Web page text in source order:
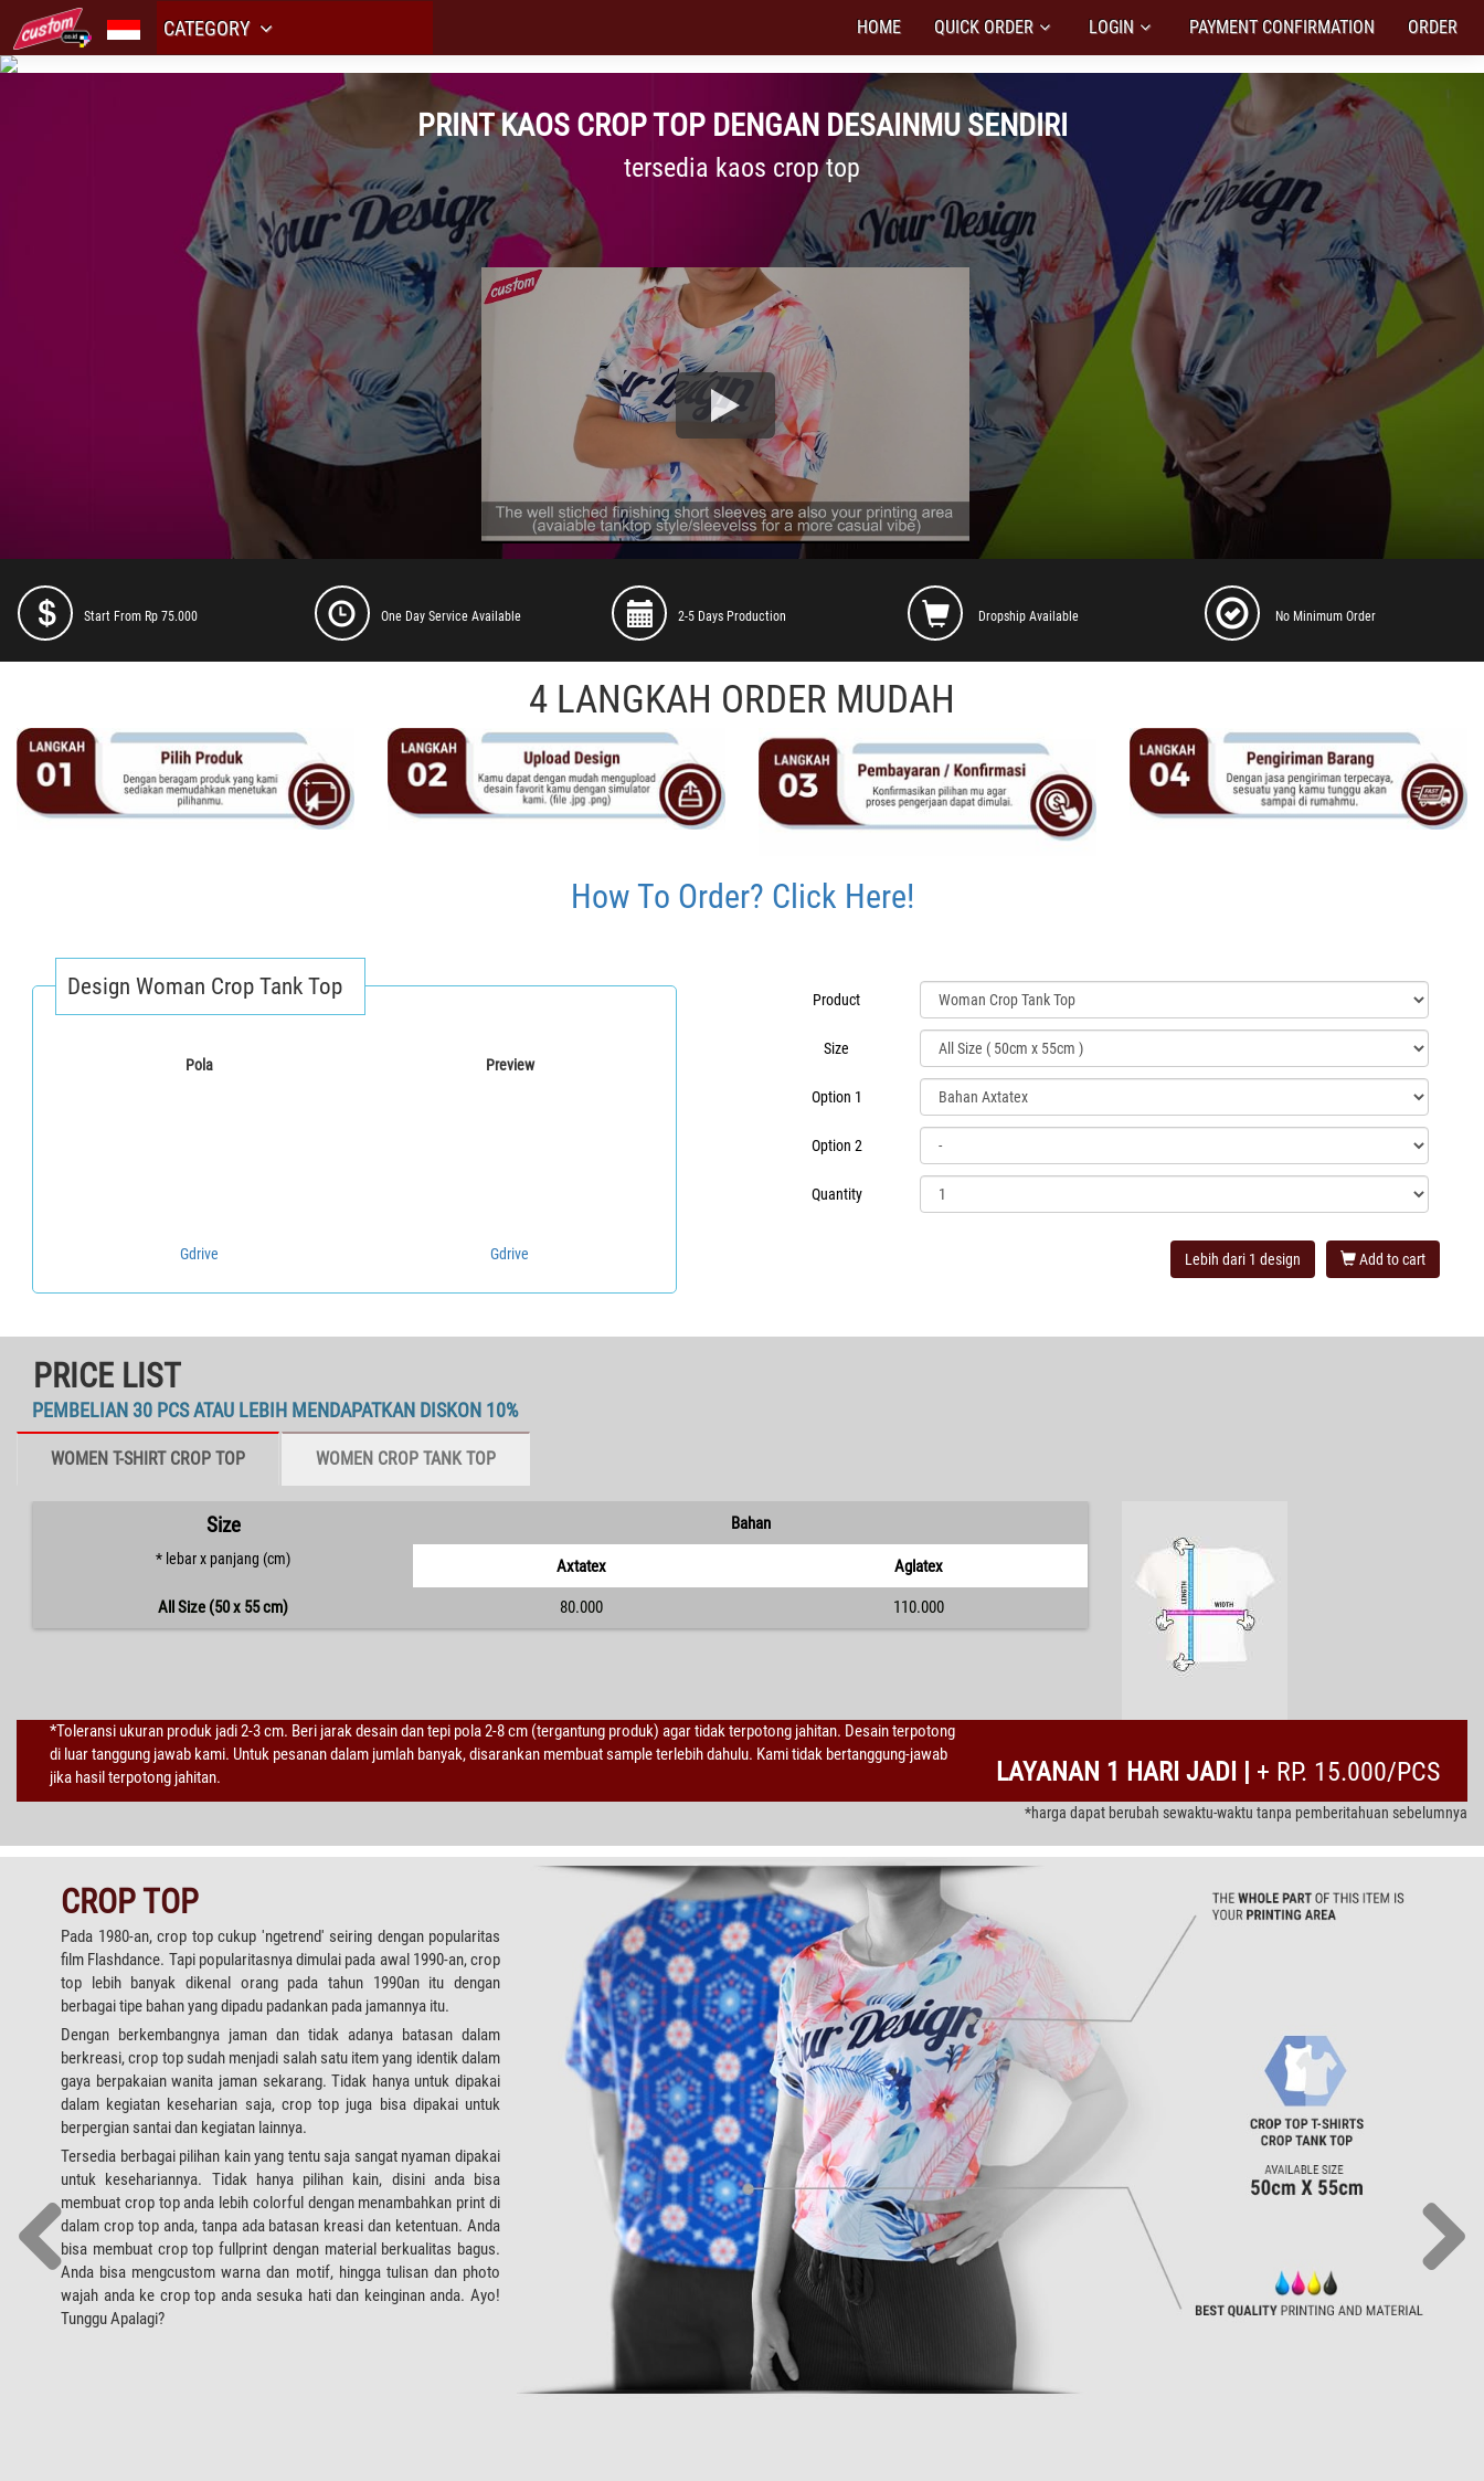
CATEGORY HOME QUICK ORDER LOGIN PAYMENT CONFIRMATION ORDER
PRINT KAOS CROP TOP DENGAN DESAINMU SENDIRI
tersedia kaos crop top
Start From Rp 75.000 One Day Service Available 2-5 Days Production Dropship Available No Minimum Order
4 LANGKAH ORDER MUDAH
How To Order? Click Here!
Design Woman Crop Tank Top
Pola
Gdrive
Preview
Gdrive
Product
Size
Option 1
Option 2
Quantity
Add to cart
Lebih dari 1 design
PRICE LIST
PEMBELIAN 30 PCS ATAU LEBIH MENDAPATKAN DISKON 10%
WOMEN T-SHIRT CROP TOP WOMEN CROP TANK TOP
Size
* lebar x panjang (cm)
Bahan
Axtatex Aglatex
All Size (50 x 55 cm) 80.000 110.000
*Toleransi ukuran produk jadi 2-3 cm. Beri jarak desain dan tepi pola 2-8 cm (tergantung produk) agar tidak terpotong jahitan. Desain terpotong
di luar tanggung jawab kami. Untuk pesanan dalam jumlah banyak, disarankan membuat sample terlebih dahulu. Kami tidak bertanggung-jawab
jika hasil terpotong jahitan.
LAYANAN 1 HARI JADI | + RP. 15.000/PCS
*harga dapat berubah sewaktu-waktu tanpa pemberitahuan sebelumnya
CROP TOP
Pada 1980-an, crop top cukup 'ngetrend' seiring dengan popularitas
film Flashdance. Tapi popularitasnya dimulai pada awal 1990-an, crop
top lebih banyak dikenal orang pada tahun 1990an itu dengan
berbagai tipe bahan yang dipadu padankan pada jamannya itu.
Dengan berkembangnya jaman dan tidak adanya batasan dalam
berkreasi, crop top sudah menjadi salah satu item yang identik dalam
gaya berpakaian wanita jaman sekarang. Tidak hanya untuk dipakai
dalam kegiatan keseharian saja, crop top juga bisa dipakai untuk
berpergian santai dan kegiatan lainnya.
Tersedia berbagai pilihan kain yang tentu saja sangat nyaman dipakai
untuk kesehariannya. Tidak hanya pilihan kain, disini anda bisa
membuat crop top anda lebih colorful dengan menambahkan print di
dalam crop top anda, tanpa ada batasan kreasi dan ketentuan. Anda
bisa membuat crop top fullprint dengan material berkualitas bagus.
Anda bisa mengcustom warna dan motif, hingga tulisan dan photo
wajah anda ke crop top anda sesuka hati dan keinginan anda. Ayo!
Tunggu Apalagi?